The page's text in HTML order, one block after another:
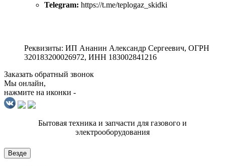
Telegram: https://t.me/teplogaz_skidki
Реквизиты: ИП Ананин Александр Сергеевич, ОГРН
320183200026972, ИНН 183002841216
Заказать обратный звонок
Мы онлайн,
нажмите на иконки -
Бытовая техника и запчасти для газового и
электрооборудования
Везде